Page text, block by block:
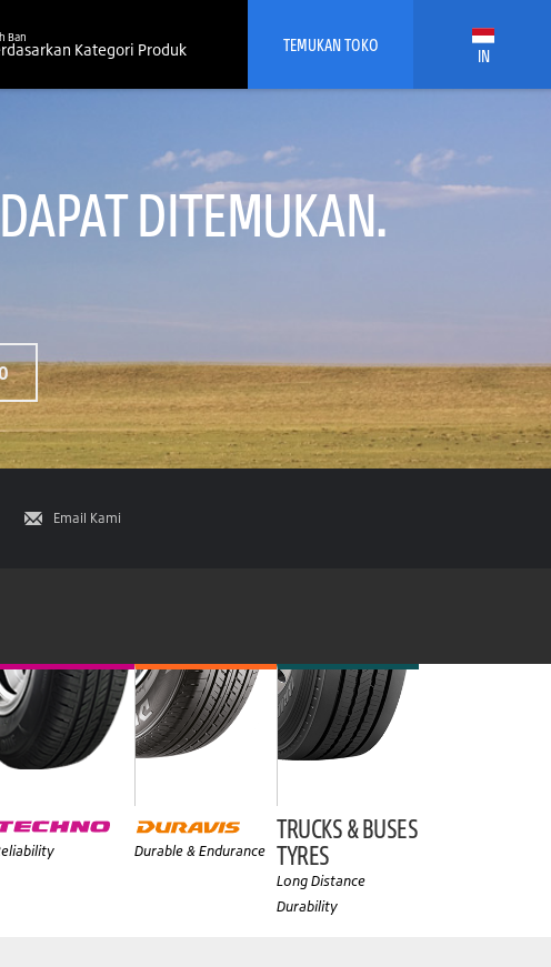
Ban
Kategori Produk TEMUKAN TOKO IN
DITEMUKAN.
Email Kami
Durable & Endurance
TRUCKS & BUSES
TYRES
Long Distance
Durability